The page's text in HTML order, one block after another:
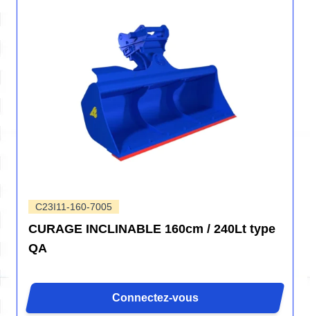
C23I11-160-7005
CURAGE INCLINABLE 160cm / 240Lt type
QA
Connectez-vous